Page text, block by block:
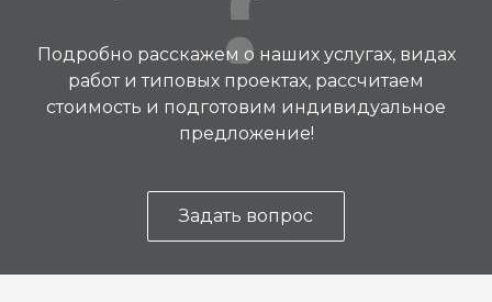
Подробно расскажем о наших услугах, видах
работ и типовых проектах, рассчитаем
стоимость и подготовим индивидуальное
предложение!
Задать вопрос